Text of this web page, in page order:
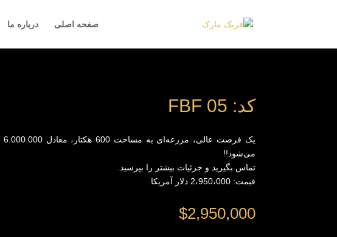
صفحه اصلی درباره ما
کد: FBF 05
می‌شود!!
تماس بگیرید و جزئیات بیشتر را بپرسید.
قیمت: 2،950،000 دلار آمریکا
$2,950,000